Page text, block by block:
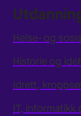
Helse- og
Historie og
Idrett,
IT, informatikk